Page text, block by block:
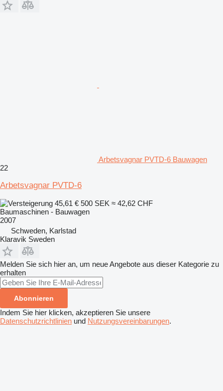
Arbetsvagnar PVTD-6 Bauwagen
22
Arbetsvagnar PVTD-6
45,61 € 500 SEK ≈ 42,62 CHF
Baumaschinen - Bauwagen
2007
Schweden, Karlstad
Klaravik Sweden
Melden Sie sich hier an, um neue Angebote aus dieser Kategorie zu
erhalten
Abonnieren
Indem Sie hier klicken, akzeptieren Sie unsere
Datenschutzrichtlinien und Nutzungsvereinbarungen.